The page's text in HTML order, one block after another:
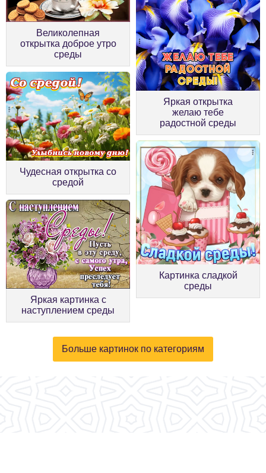
Великолепная
открытка доброе утро
среды
Чудесная открытка со
средой
Яркая открытка
желаю тебе
радостной среды
Яркая картинка с
наступлением среды
Картинка сладкой
среды
Больше картинок по категориям